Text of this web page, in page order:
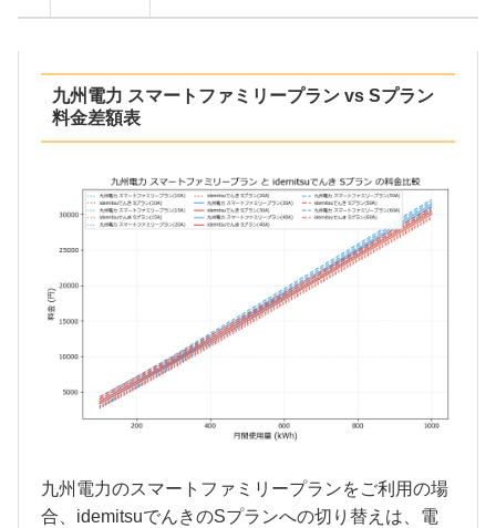
九州電力 スマートファミリープラン vs Sプラン
料金差額表
九州電力のスマートファミリープランをご利用の場
合、idemitsuでんきのSプランへの切り替えは、電